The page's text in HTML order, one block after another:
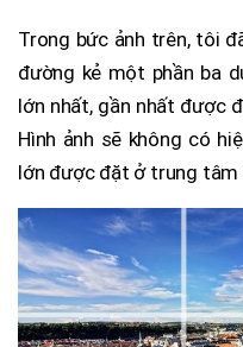
Trong bức ảnh trên, tôi
đường kẻ một phần ba
lớn nhất, gần nhất được
Hình ảnh sẽ không có
lớn được đặt ở trung tâm